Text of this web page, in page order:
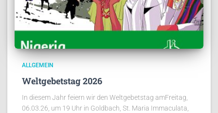
ALLGEMEIN
Weltgebetstag 2026
In diesem Jahr feiern wir den Weltgebetstag amFreitag,
06.03.26, um 19 Uhr in Goldbach, St. Maria Immaculata,